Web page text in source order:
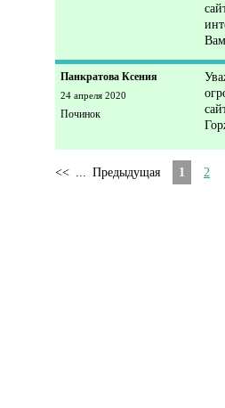
Панкратова Ксения
24 апреля 2020
Починок
<< Предыдущая 1 2